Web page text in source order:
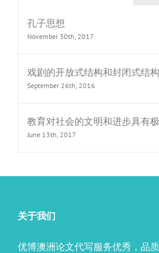
孔子思想
November 30th, 2017
戏剧的开放式结构和封闭式结构
September 26th, 2016
教育对社会的文明和进步具有
June 13th, 2017
关于我们
优博澳洲论文代写服务优秀，品